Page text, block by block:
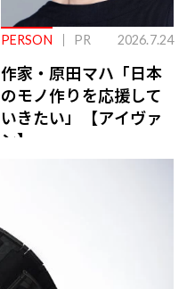
PERSON PR 2026.7.24
作家・原田マハ「日本
のモノ作りを応援して
いきたい」【アイヴァ
ン】